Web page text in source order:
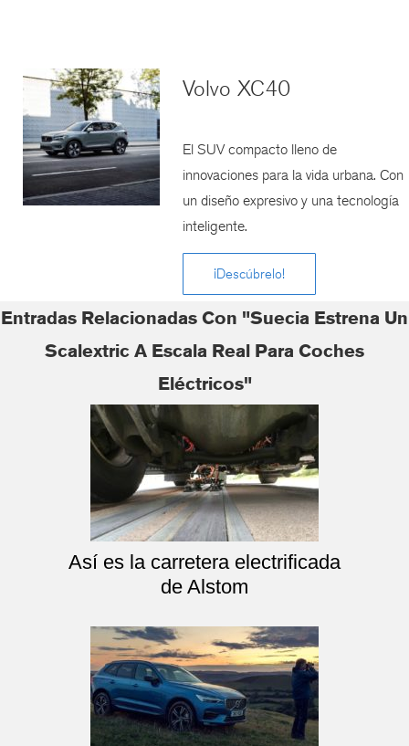
Volvo XC40
El SUV compacto lleno de
innovaciones para la vida urbana. Con
un diseño expresivo y una tecnología
inteligente.
¡Descúbrelo!
Entradas Relacionadas Con "Suecia Estrena Un
Scalextric A Escala Real Para Coches
Eléctricos"
Así es la carretera electrificada
de Alstom